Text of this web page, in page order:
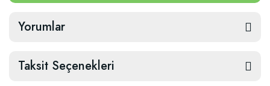
Yorumlar
Taksit Seçenekleri